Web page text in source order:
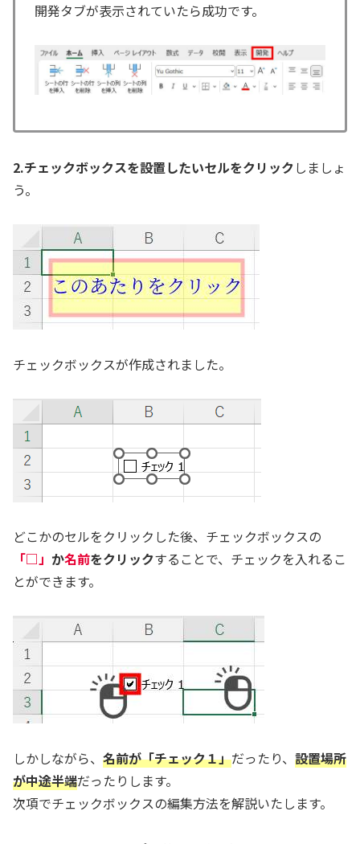
開発タブが表示されていたら成功です。
2.チェックボックスを設置したいセルをクリックしましょ
う。
チェックボックスが作成されました。
どこかのセルをクリックした後、チェックボックスの
「□」 か名前をクリックすることで、チェックを入れるこ
とができます。
しかしながら、 名前が「チェック１」だったり、 設置場所
が中途半端だったりします。
次項でチェックボックスの編集方法を解説いたします。